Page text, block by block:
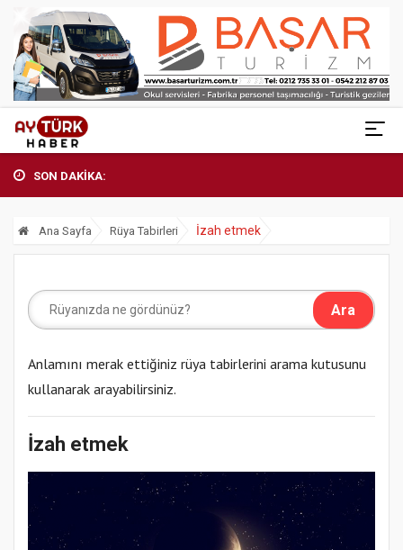
SON DAKİKA:
Ana Sayfa Rüya Tabirleri İzah etmek
Anlamını merak ettiğiniz rüya tabirlerini arama kutusunu
kullanarak arayabilirsiniz.
İzah etmek